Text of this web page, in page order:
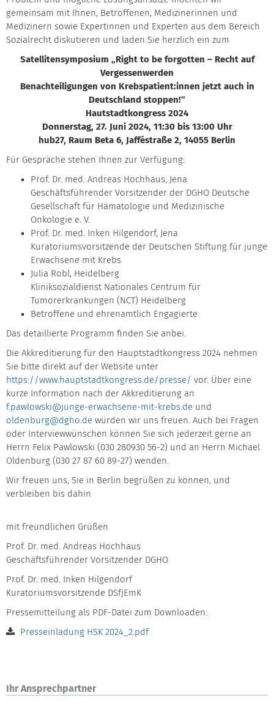
gemeinsam mit Ihnen, Betroffenen, Medizinerinnen und
Medizinern sowie Expertinnen und Experten aus dem Bereich
Sozialrecht diskutieren und laden Sie herzlich ein zum
Satellitensymposium „Right to be forgotten – Recht auf
Vergessenwerden
Benachteiligungen von Krebspatient:innen jetzt auch in
Deutschland stoppen!“
Hautstadtkongress 2024
Donnerstag, 27. Juni 2024, 11:30 bis 13:00 Uhr
hub27, Raum Beta 6, Jafféstraße 2, 14055 Berlin
Für Gespräche stehen Ihnen zur Verfügung:
Prof. Dr. med. Andreas Hochhaus, Jena
Geschäftsführender Vorsitzender der DGHO Deutsche
Gesellschaft für Hämatologie und Medizinische
Onkologie e. V.
Prof. Dr. med. Inken Hilgendorf, Jena
Kuratoriumsvorsitzende der Deutschen Stiftung für junge
Erwachsene mit Krebs
Julia Robl, Heidelberg
Kliniksozialdienst Nationales Centrum für
Tumorerkrankungen (NCT) Heidelberg
Betroffene und ehrenamtlich Engagierte
Das detaillierte Programm finden Sie anbei.
Die Akkreditierung für den Hauptstadtkongress 2024 nehmen
Sie bitte direkt auf der Website unter
https://www.hauptstadtkongress.de/presse/ vor. Über eine
kurze Information nach der Akkreditierung an
f.pawlowski@junge-erwachsene-mit-krebs.de und
oldenburg@dgho.de würden wir uns freuen. Auch bei Fragen
oder Interviewwünschen können Sie sich jederzeit gerne an
Herrn Felix Pawlowski (030 280930 56-2) und an Herrn Michael
Oldenburg (030 27 87 60 89-27) wenden.
Wir freuen uns, Sie in Berlin begrüßen zu können, und
verbleiben bis dahin
mit freundlichen Grüßen
Prof. Dr. med. Andreas Hochhaus
Geschäftsführender Vorsitzender DGHO
Prof. Dr. med. Inken Hilgendorf
Kuratoriumsvorsitzende DSfjEmK
Pressemitteilung als PDF-Datei zum Downloaden:
Presseinladung HSK 2024_2.pdf
Ihr Ansprechpartner